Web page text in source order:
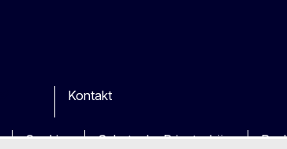
Kontakt
Cookies Schutz der Privatsphäre